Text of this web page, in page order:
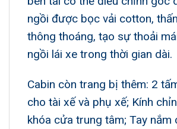
ngồi được bọc vải cotton,
thông thoáng, tạo sự thoải
ngồi lái xe trong thời gian dài.
Cabin còn trang bị thêm: 2
cho tài xế và phụ xế; Kính
khóa cửa trung tâm; Tay nắm